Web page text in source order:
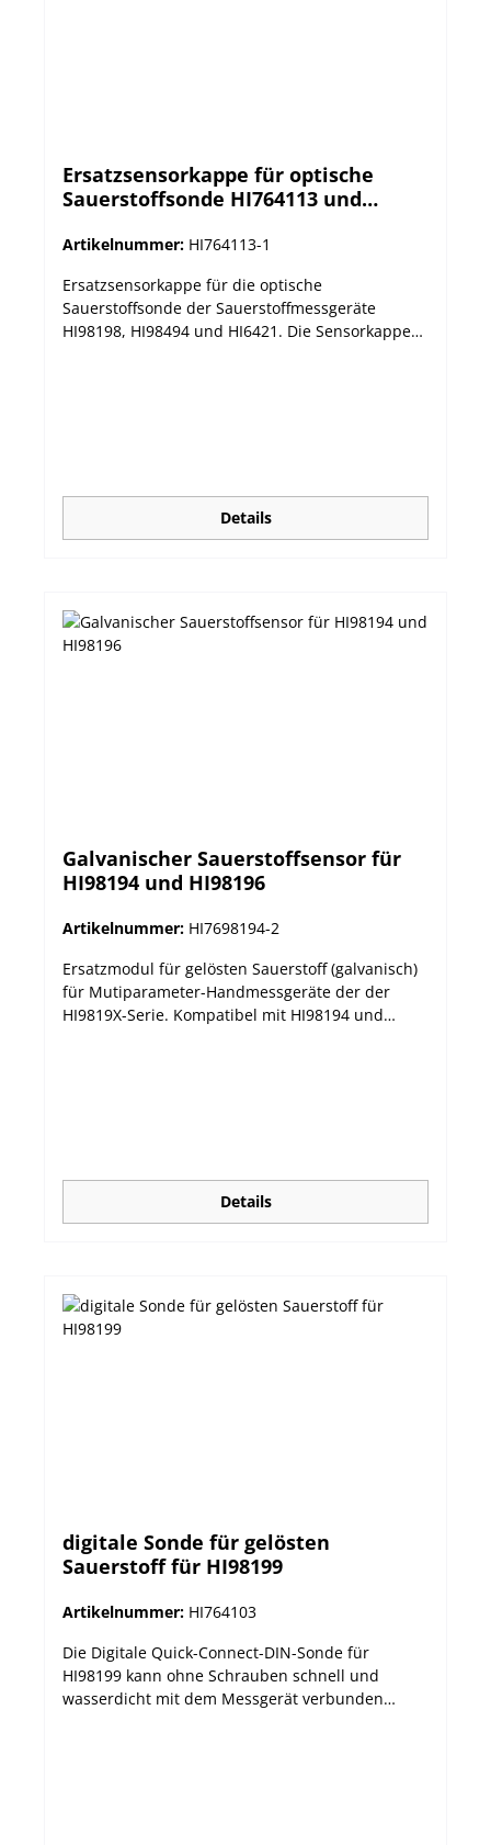
Ersatzsensorkappe für optische
Sauerstoffsonde HI764113 und
Artikelnummer: HI764113-1
Ersatzsensorkappe für die optische
Sauerstoffsonde der Sauerstoffmessgeräte
HI98198, HI98494 und HI6421. Die Sensorkappe
mindestens ein Mal im Jahr ausgetauscht
werden. • Das Installationsdatum einer Smart
Cap wird in den Sondeninformationen
Details
Galvanischer Sauerstoffsensor für
HI98194 und HI98196
Artikelnummer: HI7698194-2
Ersatzmodul für gelösten Sauerstoff (galvanisch)
für Mutiparameter-Handmessgeräte der der
HI9819X-Serie. Kompatibel mit HI98194 und
Korpus: ABS weiß Wartungslösung HI7042S
(Elektrolyt für gelösten Sauersstoff) Maße 99 mm
x 17 mm
Details
digitale Sonde für gelösten
Sauerstoff für HI98199
Artikelnummer: HI764103
Die Digitale Quick-Connect-DIN-Sonde für
HI98199 kann ohne Schrauben schnell und
wasserdicht mit dem Messgerät verbunden